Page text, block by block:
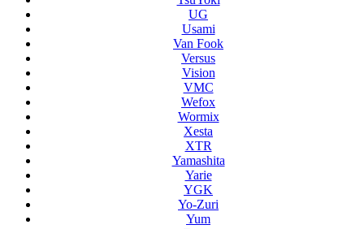
UG
Usami
Van Fook
Versus
Vision
VMC
Wefox
Wormix
Xesta
XTR
Yamashita
Yarie
YGK
Yo-Zuri
Yum